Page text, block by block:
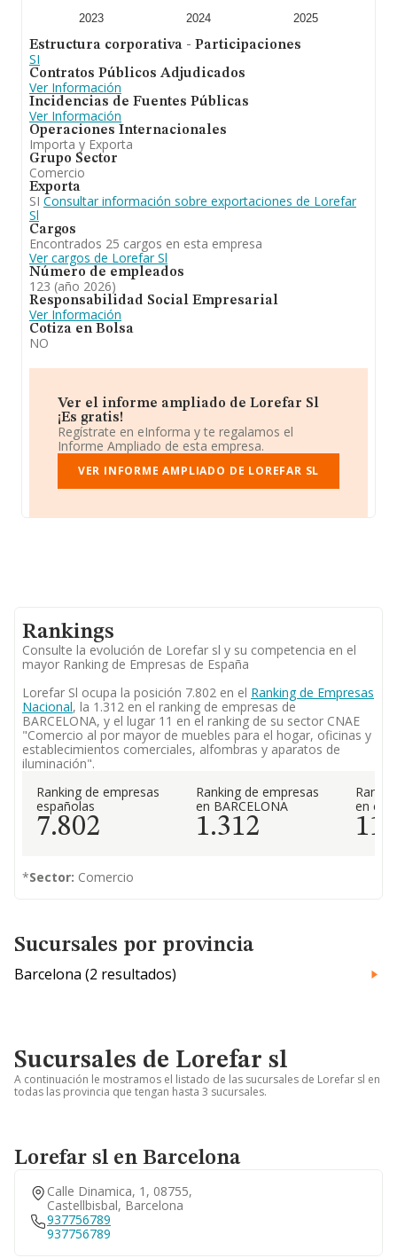
2023 2024 2025
Estructura corporativa - Participaciones
SI
Contratos Públicos Adjudicados
Ver Información
Incidencias de Fuentes Públicas
Ver Información
Operaciones Internacionales
Importa y Exporta
Grupo Sector
Comercio
Exporta
SI Consultar información sobre exportaciones de Lorefar
Sl
Cargos
Encontrados 25 cargos en esta empresa
Ver cargos de Lorefar Sl
Número de empleados
123 (año 2026)
Responsabilidad Social Empresarial
Ver Información
Cotiza en Bolsa
NO
Ver el informe ampliado de Lorefar Sl
¡Es gratis!
Regístrate en eInforma y te regalamos el
Informe Ampliado de esta empresa.
VER INFORME AMPLIADO DE LOREFAR SL
Rankings
Consulte la evolución de Lorefar sl y su competencia en el
mayor Ranking de Empresas de España
Lorefar Sl ocupa la posición 7.802 en el Ranking de Empresas
Nacional, la 1.312 en el ranking de empresas de
BARCELONA, y el lugar 11 en el ranking de su sector CNAE
"Comercio al por mayor de muebles para el hogar, oficinas y
establecimientos comerciales, alfombras y aparatos de
iluminación".
Ranking de empresas
españolas
7.802
Ranking de empresas
en BARCELONA
1.312
en el
11
*Sector: Comercio
Sucursales por provincia
Barcelona (2 resultados)
Sucursales de Lorefar sl
A continuación le mostramos el listado de las sucursales de Lorefar sl en
todas las provincia que tengan hasta 3 sucursales.
Lorefar sl en Barcelona
Calle Dinamica, 1, 08755,
Castellbisbal, Barcelona
937756789
937756789